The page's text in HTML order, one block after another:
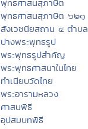
พุทธศาสนสุภาษิต
พุทธศาสนสุภาษิต ๖๒๑
สังเวชนียสถาน ๔ ตำบล
ปางพระพุทธรูป
พระพุทธรูปสำคัญ
พระพุทธศาสนาในไทย
ทำเนียบวัดไทย
พระอารามหลวง
ศาสนพิธี
อุปสมบทพิธี